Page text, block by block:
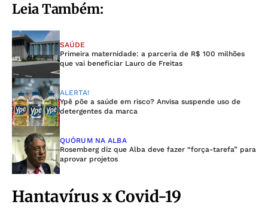
Leia Também:
SAÚDE
Primeira maternidade: a parceria de R$ 100 milhões
que vai beneficiar Lauro de Freitas
ALERTA!
Ypê põe a saúde em risco? Anvisa suspende uso de
detergentes da marca
QUÓRUM NA ALBA
Rosemberg diz que Alba deve fazer “força-tarefa” para
aprovar projetos
Hantavírus x Covid-19